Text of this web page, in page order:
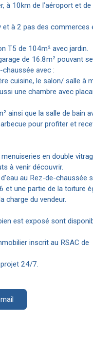
à 10km de l’aéroport et de
et à 2 pas des commerces
T5 de 104m² avec jardin.
de 16.8m² pouvant
avec :
cuisine, le salon/ salle à
une chambre avec
ainsi que la salle de bain
pour profiter et
en double
à venir découvrir.
au Rez-de-chaussée
une partie de la toiture
charge du vendeur.
est exposé sont
inscrit au RSAC de
24/7.